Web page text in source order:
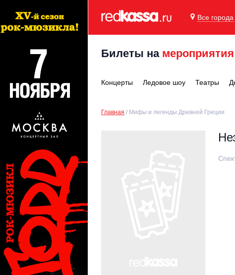
Все города
Билеты на мероприятия
Концерты Ледовое шоу Театры
Главная Мифы и легенды Древней Греции